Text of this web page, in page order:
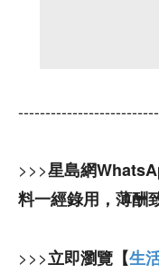
>>>星島網
料一經錄用，薄酬
>>>立即瀏覽【生